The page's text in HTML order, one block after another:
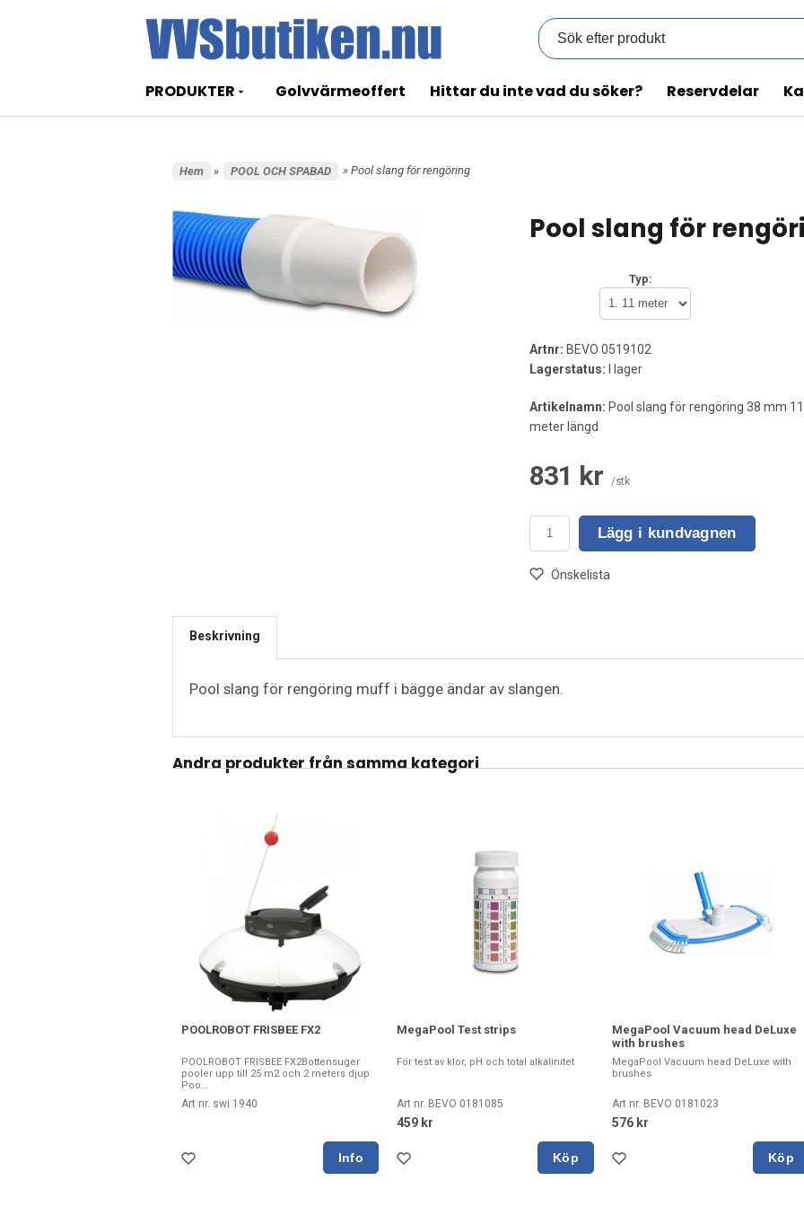
PRODUKTER Golvvärmeoffert Hittar du inte vad du söker? Reservdelar
Hem » POOL OCH SPABAD » Pool slang för rengöring
Pool slang för
Typ:
Artnr: BEVO 0519102
Lagerstatus: I lager
Artikelnamn: Pool slang för rengöring 38 mm 11
meter längd
831 kr /stk
Lägg i kundvagnen
Önskelista
Beskrivning
Pool slang för rengöring muff i bägge ändar av slangen.
Andra produkter från samma kategori
POOLROBOT FRISBEE FX2
POOLROBOT FRISBEE FX2Bottensuger
pooler upp till 25 m2 och 2 meters djup
Poo...
Art nr. swi 1940
MegaPool Test strips
För test av klor, pH och total alkalinitet
Art nr. BEVO 0181085
459 kr
Köp
MegaPool Vacuum head DeLuxe
with brushes
MegaPool Vacuum head DeLuxe with
brushes
Art nr. BEVO 0181023
576 kr
Köp